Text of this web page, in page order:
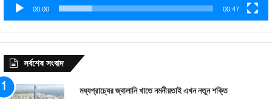
00:00 00:47
সর্বশেষ সংবাদ
মধ্যপ্রাচ্যের জ্বালানি খাতে নমনীয়তাই এখন নতুন শক্তি